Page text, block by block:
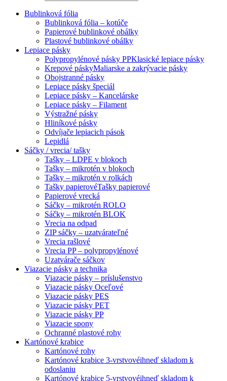
Bublinková fólia
Bublinková fólia – kotúče
Papierové bublinkové obálky
Plastové bublinkové obálky
Lepiace pásky
Polypropylénové pásky PPKlasické lepiace pásky
Krepové páskyMaliarske a zakrývacie pásky
Obojstranné pásky
Lepiace pásky špeciál
Lepiace pásky – Kancelárske
Lepiace pásky – Filament
Výstražné pásky
Hliníkové pásky
Odvíjače lepiacich pások
Lepidlá
Sáčky / vrecia/ tašky
Tašky – LDPE v blokoch
Tašky – mikrotén v blokoch
Tašky – mikrotén v rolkách
Tašky papierovéTašky papierové
Papierové vrecká
Sáčky – mikrotén ROLO
Sáčky – mikrotén BLOK
Vrecia na odpad
ZIP sáčky – uzatvárateľné
Vrecia rašlové
Vrecia PP – polypropylénové
Uzatvárače sáčkov
Viazacie pásky a technika
Viazacie pásky – príslušenstvo
Viazacie pásky Oceľové
Viazacie pásky PES
Viazacie pásky PET
Viazacie pásky PP
Viazacie spony
Ochranné plastové rohy
Kartónové krabice
Kartónové rohy
Kartónové krabice 3-vrstvovéihneď skladom k
odoslaniu
Kartónové krabice 5-vrstvovéihneď skladom k